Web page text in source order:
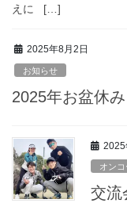
えに […]
2025年8月2日
お知らせ
2025年お盆休み
2025
オン
交流